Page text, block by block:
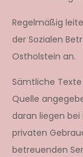
Regelmäßig
der Sozialen
Ostholstein an.
Sämtliche
Quelle
daran liegen
privaten
betreuenden